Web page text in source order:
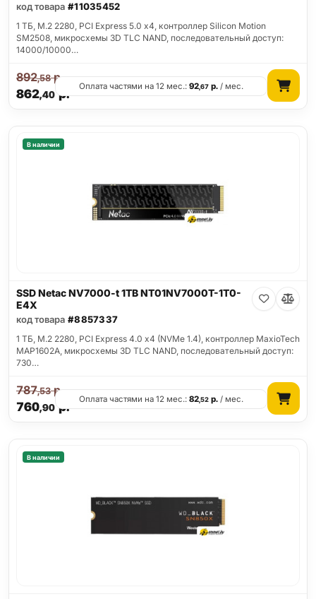
код товара #11035452
1 ТБ, M.2 2280, PCI Express 5.0 x4, контроллер Silicon Motion
SM2508, микросхемы 3D TLC NAND, последовательный доступ:
14000/10000…
862,40р.
892,58р.
Оплата частями на 12 мес.:92,67 р. / мес.
В наличии
SSD Netac NV7000-t 1TB NT01NV7000T-1T0-
E4X
код товара #8857337
1 ТБ, M.2 2280, PCI Express 4.0 x4 (NVMe 1.4), контроллер MaxioTech
MAP1602A, микросхемы 3D TLC NAND, последовательный доступ:
730…
760,90р.
787,53р.
Оплата частями на 12 мес.:82,52 р. / мес.
В наличии